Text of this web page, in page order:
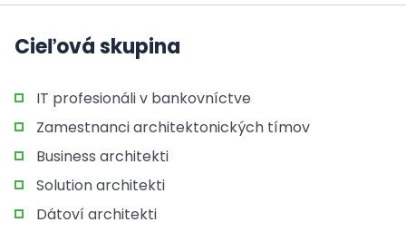
Cieľová skupina
IT profesionáli v bankovníctve
Zamestnanci architektonických tímov
Business architekti
Solution architekti
Dátoví architekti